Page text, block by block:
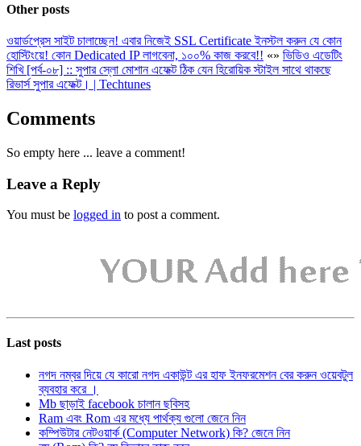
Other posts
ওয়ার্ডপ্রেস সাইট চালাচ্ছেন! এবার নিজেই SSL Certificate ইনস্টল করুন যে কোন
হোস্টিংয়ে! কোন Dedicated IP লাগবেনা, ১০০% কাজ করবে!! «» ভিডিও এডেটিং
শিখি [পর্ব-০৮] :: সুপার স্লো মোশান এফেক্ট ঠিক যেন হিরোয়িক স্টাইল সাথে থাকছে
রিভার্স সুপার এফেক্ট। | Techtunes
Comments
So empty here ... leave a comment!
Leave a Reply
You must be logged in to post a comment.
Last posts
নগদ নম্বর দিয়ে যে কারো নগদ একাউন্ট এর হাফ ইনফরমেশন বের করুন ওয়েবটুল
ব্যবহার করে ।
Mb ছাড়াই facebook চালান ছবিসহ
Ram এবং Rom এর মধ্যে পার্থক্য গুলো জেনে নিন
কম্পিউটার নেটওয়ার্ক (Computer Network) কি? জেনে নিন